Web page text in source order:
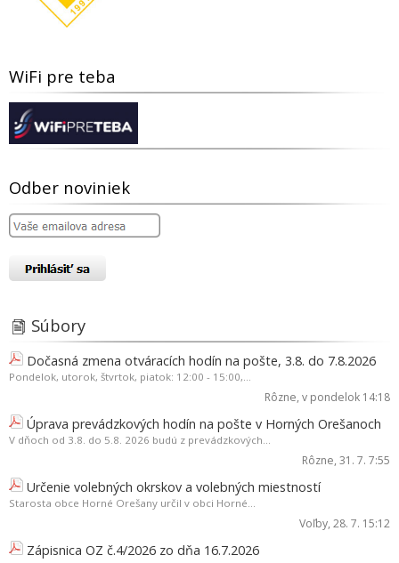
WiFi pre teba
Odber noviniek
Súbory
Dočasná zmena otváracích hodín na pošte, 3.8. do 7.8.2026
Pondelok, utorok, štvrtok, piatok: 12:00 - 15:00,...
Rôzne, v pondelok 14:18
Úprava prevádzkových hodín na pošte v Horných Orešanoch
V dňoch od 3.8. do 5.8. 2026 budú z prevádzkových...
Rôzne, 31. 7. 7:55
Určenie volebných okrskov a volebných miestností
Starosta obce Horné Orešany určil v obci Horné...
Voľby, 28. 7. 15:12
Zápisnica OZ č.4/2026 zo dňa 16.7.2026